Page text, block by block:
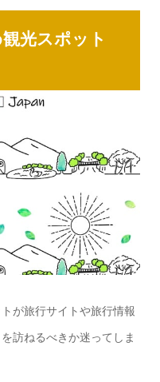
光スポット
が旅行サイトや旅行情報
訪ねるべきか迷ってしま